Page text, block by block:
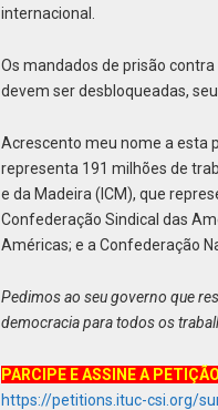
internacional.
Os mandados de prisão
devem ser desbloqueadas,
Acrescento meu nome a esta
representa 191 milhões de
e da Madeira (ICM), que
Confederação Sindical das
Américas; e a Confederação
Pedimos ao seu governo que
democracia para todos os
PARCIPE E ASSINE A
https://petitions.ituc-csi.org/